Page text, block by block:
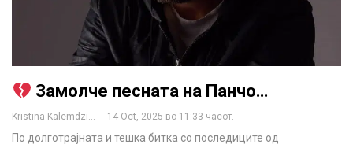
Замолче песната на Панчо…
Kristina Kalemdzikj 14 Oct, 2025 во 11:33 часот.
По долготрајната и тешка битка со последиците од